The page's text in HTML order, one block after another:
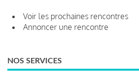
Voir les prochaines rencontres
Annoncer une rencontre
NOS SERVICES